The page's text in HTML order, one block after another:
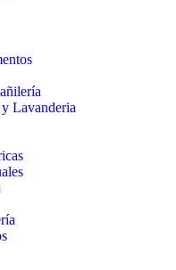
Lavanderia